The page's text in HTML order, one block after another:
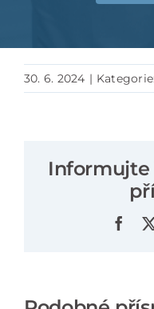
30. 6. 2024 | Kategorie:
Informujte